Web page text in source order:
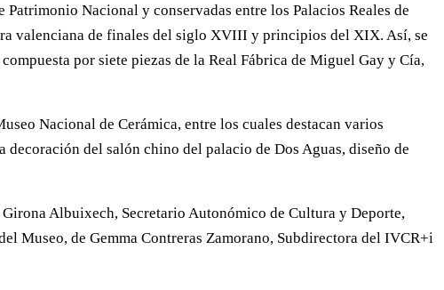
Nacional y conservadas entre los Palacios Reales de
valenciana de finales del siglo XVIII y principios del XIX. Así, se
por siete piezas de la Real Fábrica de Miguel Gay y Cía,
Nacional de Cerámica, entre los cuales destacan varios
del salón chino del palacio de Dos Aguas, diseño de
Albuixech, Secretario Autonómico de Cultura y Deporte,
Museo, de Gemma Contreras Zamorano, Subdirectora del IVCR+i